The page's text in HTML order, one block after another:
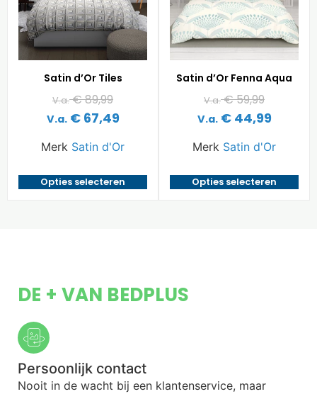
Satin d’Or Tiles
V.a. €89,99
V.a. €67,49
Merk Satin d'Or
Opties selecteren
Satin d’Or Fenna Aqua
V.a. €59,99
V.a. €44,99
Merk Satin d'Or
Opties selecteren
DE + VAN BEDPLUS
Persoonlijk contact
Nooit in de wacht bij een klantenservice, maar